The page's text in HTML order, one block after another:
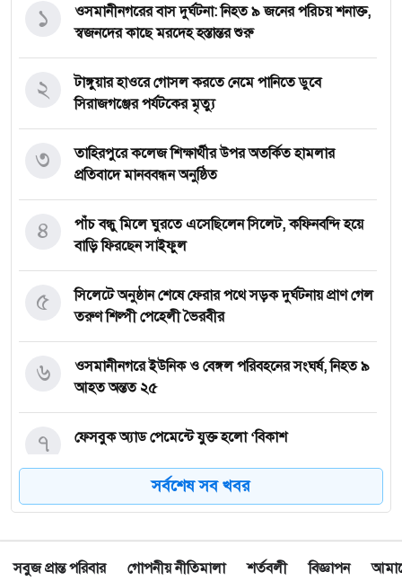
‎ওসমানীনগরের বাস দুর্ঘটনা: নিহত ৯ জনের পরিচয় শনাক্ত,
স্বজনদের কাছে মরদেহ হস্তান্তর শুরু
১
টাঙ্গুয়ার হাওরে গোসল করতে নেমে পানিতে ডুবে
সিরাজগঞ্জের পর্যটকের মৃত্যু
২
তাহিরপুরে কলেজ শিক্ষার্থীর উপর অতর্কিত হামলার
প্রতিবাদে মানববন্ধন অনুষ্ঠিত
৩
পাঁচ বন্ধু মিলে ঘুরতে এসেছিলেন সিলেট, কফিনবন্দি হয়ে
বাড়ি ফিরছেন সাইফুল
৪
সিলেটে অনুষ্ঠান শেষে ফেরার পথে সড়ক দুর্ঘটনায় প্রাণ গেল
তরুণ শিল্পী পেহেলী ভৈরবীর
৫
ওসমানীনগরে ইউনিক ও বেঙ্গল পরিবহনের সংঘর্ষ, নিহত ৯
আহত অন্তত ২৫
৬
ফেসবুক অ্যাড পেমেন্টে যুক্ত হলো ‘বিকাশ
৭
সিলেটে চার বছরের শিশু ফাহিমা ধর্ষণ ও হত্যা মামলায়
৮
নয়াদিল্লিতে সাজাপ্রাপ্ত গণহত্যাকারী শেখ হাসিনাকে
সর্বশেষ সব খবর
সবুজ প্রান্ত পরিবার গোপনীয় নীতিমালা শর্তবলী বিজ্ঞাপন